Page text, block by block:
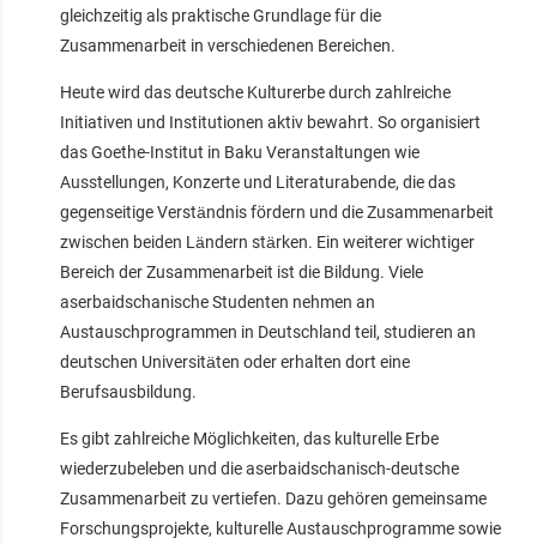
gleichzeitig als praktische Grundlage für die
Zusammenarbeit in verschiedenen Bereichen.
Heute wird das deutsche Kulturerbe durch zahlreiche
Initiativen und Institutionen aktiv bewahrt. So organisiert
das Goethe-Institut in Baku Veranstaltungen wie
Ausstellungen, Konzerte und Literaturabende, die das
gegenseitige Verständnis fördern und die Zusammenarbeit
zwischen beiden Ländern stärken. Ein weiterer wichtiger
Bereich der Zusammenarbeit ist die Bildung. Viele
aserbaidschanische Studenten nehmen an
Austauschprogrammen in Deutschland teil, studieren an
deutschen Universitäten oder erhalten dort eine
Berufsausbildung.
Es gibt zahlreiche Möglichkeiten, das kulturelle Erbe
wiederzubeleben und die aserbaidschanisch-deutsche
Zusammenarbeit zu vertiefen. Dazu gehören gemeinsame
Forschungsprojekte, kulturelle Austauschprogramme sowie